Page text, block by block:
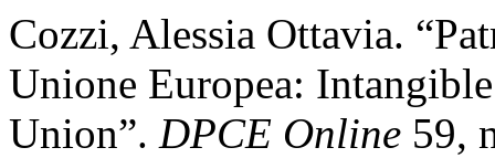
Cozzi, Alessia Ottavia.
Unione Europea:
Union”. DPCE Online 59,